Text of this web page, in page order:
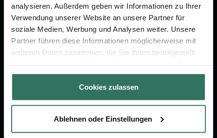
analysieren. Außerdem geben wir Informationen zu Ihrer
Verwendung unserer Website an unsere Partner für
soziale Medien, Werbung und Analysen weiter. Unsere
Partner führen diese Informationen möglicherweise mit
weiteren Daten zusammen, die Sie ihnen bereitgestellt
gesammelt haben.
Cookies zulassen
Ablehnen oder Einstellungen
FÜR SIE
Vergleich
Verzeichnis
FÜR BESTATTER
Online-Portal
KONTAKTIEREN SIE UNS